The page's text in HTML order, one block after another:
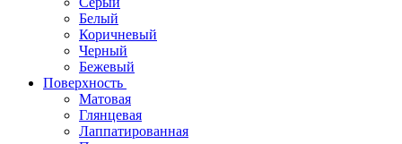
Белый
Коричневый
Черный
Бежевый
Поверхность
Матовая
Глянцевая
Лаппатированная